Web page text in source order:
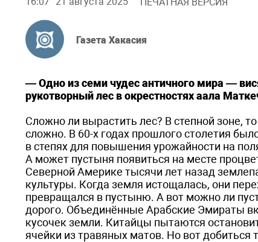
Газета Хакасия
— Одно из семи чудес античного мира —
рукотворный лес в окрестностях аала
Сложно ли вырастить лес? В степной зоне,
сложно. В 60-х годах прошлого столетия
в степях для повышения урожайности на
А может пустыня появиться на месте
Северной Америке тысячи лет назад
культуры. Когда земля истощалась, они
превращался в пустыню. А вот можно ли
дорого. Объединённые Арабские Эмираты
кусочек земли. Китайцы пытаются
ячейки из травяных матов. Но вот добиться